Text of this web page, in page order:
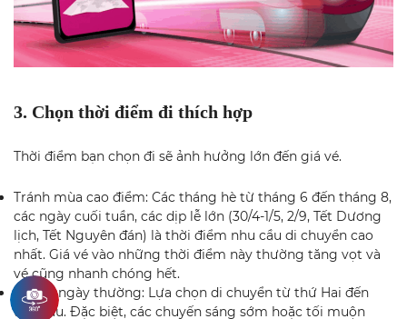
3. Chọn thời điểm đi thích hợp
Thời điểm bạn chọn đi sẽ ảnh hưởng lớn đến giá vé.
Tránh mùa cao điểm: Các tháng hè từ tháng 6 đến tháng 8,
các ngày cuối tuần, các dịp lễ lớn (30/4-1/5, 2/9, Tết Dương
lịch, Tết Nguyên đán) là thời điểm nhu cầu di chuyển cao
nhất. Giá vé vào những thời điểm này thường tăng vọt và
vé cũng nhanh chóng hết.
Đi vào ngày thường: Lựa chọn di chuyển từ thứ Hai đến
thứ Sáu. Đặc biệt, các chuyến sáng sớm hoặc tối muộn